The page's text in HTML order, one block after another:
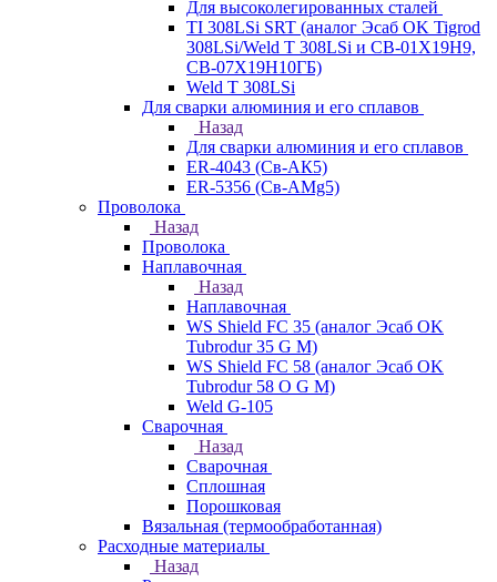
Для высоколегированных сталей
TI 308LSi SRT (аналог Эсаб OK Tigrod
308LSi/Weld T 308LSi и СВ-01Х19Н9,
СВ-07Х19Н10ГБ)
Weld T 308LSi
Для сварки алюминия и его сплавов
Назад
Для сварки алюминия и его сплавов
ER-4043 (Св-АК5)
ER-5356 (Св-АМg5)
Проволока
Назад
Проволока
Наплавочная
Назад
Наплавочная
WS Shield FC 35 (аналог Эсаб OK
Tubrodur 35 G M)
WS Shield FC 58 (аналог Эсаб OK
Tubrodur 58 O G M)
Weld G-105
Сварочная
Назад
Сварочная
Сплошная
Порошковая
Вязальная (термообработанная)
Расходные материалы
Назад